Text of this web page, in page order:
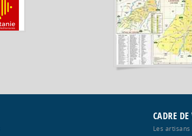
CADRE DE
Les artisans